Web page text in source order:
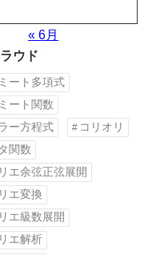
« 6月
ウド
ート多項式
ート関数
ー方程式
コリオリ
関数
エ余弦正弦展開
エ変換
エ級数展開
エ解析